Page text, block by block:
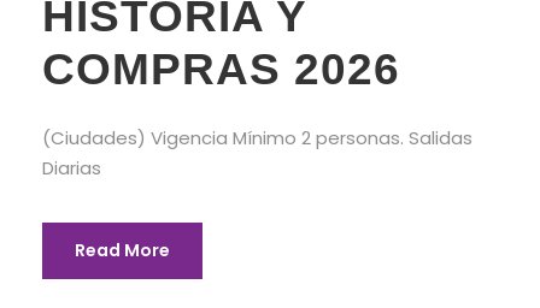
HISTORIA Y
COMPRAS 2026
(Ciudades) Vigencia Mínimo 2 personas. Salidas
Diarias
Read More